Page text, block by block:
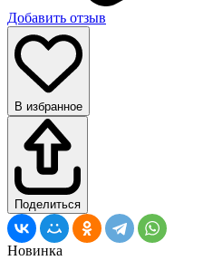
Добавить отзыв
В избранное
Поделиться
Новинка